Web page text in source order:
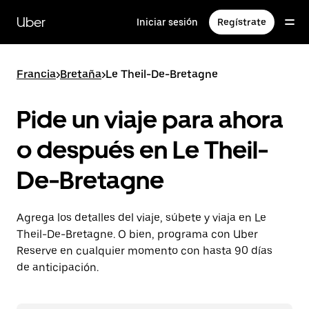
contenido
principal
Uber Iniciar sesión Regístrate
Francia>Bretaña>Le Theil-De-Bretagne
Pide un viaje para ahora
o después en Le Theil-
De-Bretagne
Agrega los detalles del viaje, súbete y viaja en Le
Theil-De-Bretagne. O bien, programa con Uber
Reserve en cualquier momento con hasta 90 días
de anticipación.